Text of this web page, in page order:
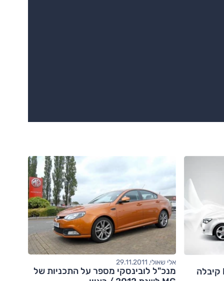
מאזדה 3, מאחורייך: MG 350 קיבלה
אלי שאולי, 29.11.2011
מנכ"ל לובינסקי מספר על התכניות של